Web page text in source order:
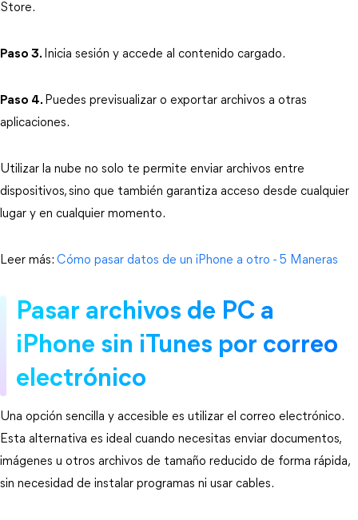
Store.
Paso 3. Inicia sesión y accede al contenido cargado.
Paso 4. Puedes previsualizar o exportar archivos a otras
aplicaciones.
Utilizar la nube no solo te permite enviar archivos entre
dispositivos, sino que también garantiza acceso desde cualquier
lugar y en cualquier momento.
Leer más: Cómo pasar datos de un iPhone a otro - 5 Maneras
Pasar archivos de PC a
iPhone sin iTunes por correo
electrónico
Una opción sencilla y accesible es utilizar el correo electrónico.
Esta alternativa es ideal cuando necesitas enviar documentos,
imágenes u otros archivos de tamaño reducido de forma rápida,
sin necesidad de instalar programas ni usar cables.